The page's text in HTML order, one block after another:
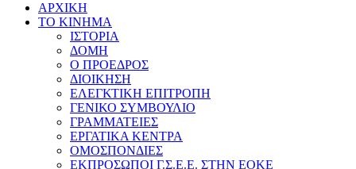
ΑΡΧΙΚΗ
ΤΟ ΚΙΝΗΜΑ
ΙΣΤΟΡΙΑ
ΔΟΜΗ
Ο ΠΡΟΕΔΡΟΣ
ΔΙΟΙΚΗΣΗ
ΕΛΕΓΚΤΙΚΗ ΕΠΙΤΡΟΠΗ
ΓΕΝΙΚΟ ΣΥΜΒΟΥΛΙΟ
ΓΡΑΜΜΑΤΕΙΕΣ
ΕΡΓΑΤΙΚΑ ΚΕΝΤΡΑ
ΟΜΟΣΠΟΝΔΙΕΣ
ΕΚΠΡΟΣΩΠΟΙ Γ.Σ.Ε.Ε. ΣΤΗΝ ΕΟΚΕ